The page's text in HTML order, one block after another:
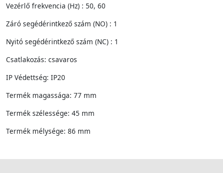
Vezérlő frekvencia (Hz) : 50, 60
Záró segédérintkező szám (NO) : 1
Nyitó segédérintkező szám (NC) : 1
Csatlakozás: csavaros
IP Védettség: IP20
Termék magassága: 77 mm
Termék szélessége: 45 mm
Termék mélysége: 86 mm